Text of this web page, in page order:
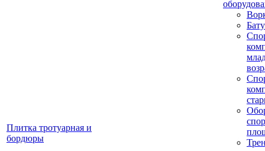
Плитка тротуарная и
бордюры